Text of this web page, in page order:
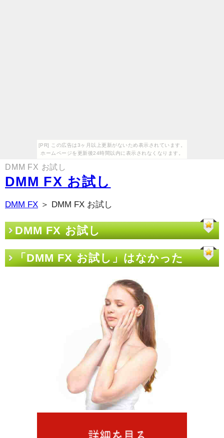
[PR] この広告は3ヶ月以上更新がないため表示されています。
ホームページを更新後24時間以内に表示されなくなります。
DMM FX お試し
DMM FX お試し
DMM FX ＞ DMM FX お試し
DMM FX お試し
「DMM FX お試し」はなかった